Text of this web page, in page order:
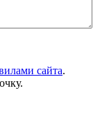
сайта.